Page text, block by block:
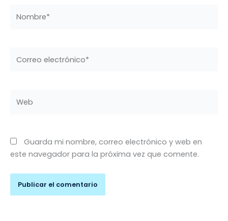
electrónico*
Guarda mi nombre, correo electrónico y web en
este navegador para la próxima vez que comente.